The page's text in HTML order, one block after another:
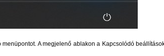
A megjelenő ablakon a Kapcsolódó